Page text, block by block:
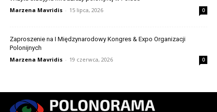
Marzena Mavridis - 15 lipca, 2026 0
Zaproszenie na I Międzynarodowy Kongres & Expo Organizacji
Polonijnych
Marzena Mavridis - 19 czerwca, 2026 0